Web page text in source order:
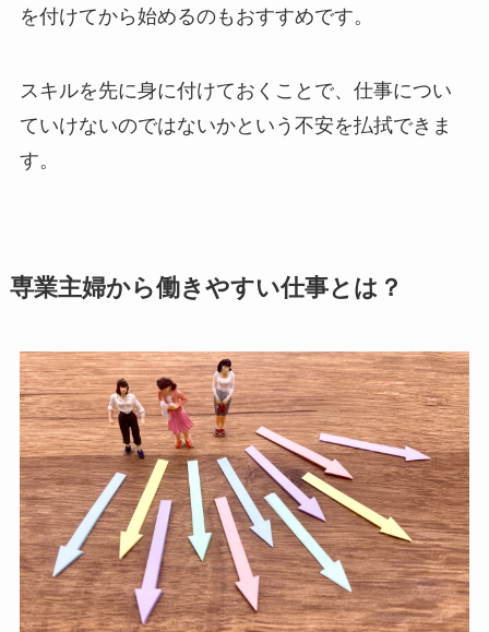
を付けてから始めるのもおすすめです。
スキルを先に身に付けておくことで、仕事につい
ていけないのではないかという不安を払拭できま
す。
専業主婦から働きやすい仕事とは？